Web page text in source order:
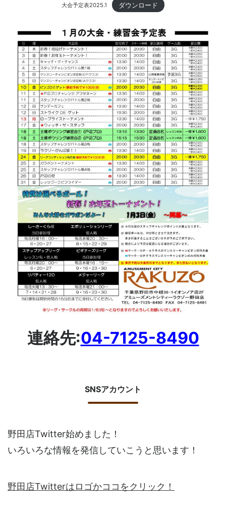
大会予定表2025.1 ダウンロード
連絡先:04-7125-8490
SNSアカウント
野田店Twitter始めました！
いろいろな情報を発信していこうと思います！
野田店Twitterはロゴかココをクリック！